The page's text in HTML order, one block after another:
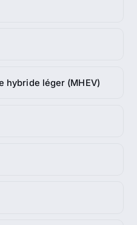
hybride léger (MHEV)